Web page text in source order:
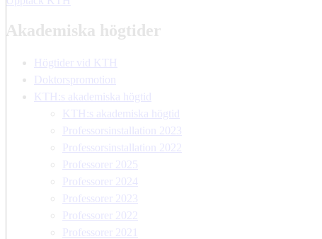
Akademiska högtider
Högtider vid KTH
Doktorspromotion
KTH:s akademiska högtid
KTH:s akademiska högtid
Professorsinstallation 2023
Professorsinstallation 2022
Professorer 2025
Professorer 2024
Professorer 2023
Professorer 2022
Professorer 2021